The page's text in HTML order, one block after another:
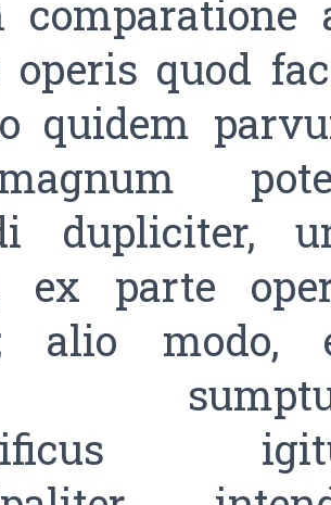
operis quod
quidem
dupliciter,
ex parte
alio modo,